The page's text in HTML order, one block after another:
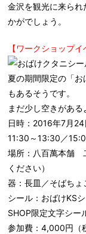
金沢を観光に来ら
かがでしょう。
【ワークショップイ
夏の期間限定の「
もあるそうです。
まだ少し空きがある
日時：2016年7月24
11:30～13:30／
場所：八百萬本舗
ください）
器：長皿／そばちょ
シール：おばけKS
SHOP限定文字シー
参加費：4,000円（